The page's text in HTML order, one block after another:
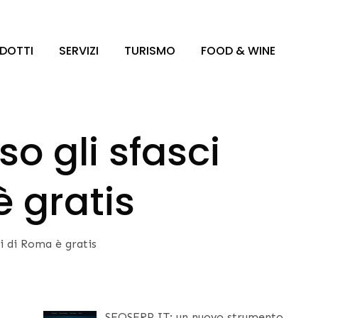
SERVIZI TURISMO FOOD & WINE
gli sfasci
gratis
di Roma è gratis